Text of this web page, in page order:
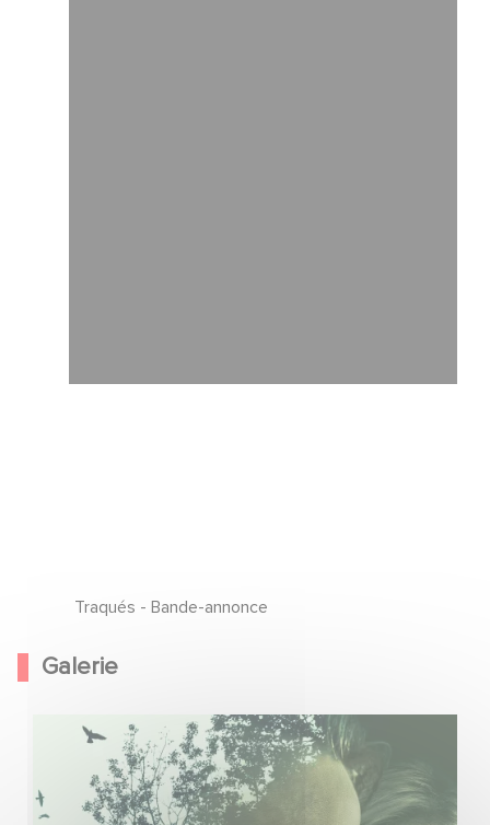
Traqués - Bande-annonce
Galerie